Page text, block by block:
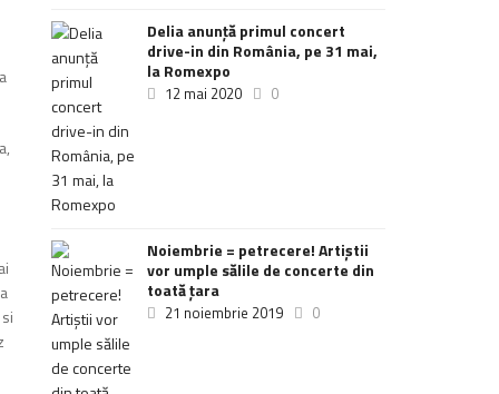
Delia anunţă primul concert
drive-in din România, pe 31 mai,
la Romexpo
12 mai 2020 0
Noiembrie = petrecere! Artiștii
vor umple sălile de concerte din
toată țara
21 noiembrie 2019 0